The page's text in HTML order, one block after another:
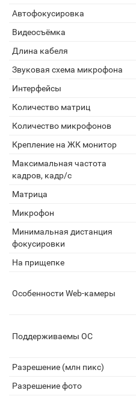
Автофокусировка
Видеосъёмка
Длина кабеля
Звуковая схема микрофона
Интерфейсы
Количество матриц
Количество микрофонов
Крепление на ЖК монитор
Максимальная частота
кадров, кадр/с
Матрица
Микрофон
Минимальная дистанция
фокусировки
На прищепке
Особенности Web-камеры
Поддерживаемы ОС
Разрешение (млн пикс)
Разрешение фото